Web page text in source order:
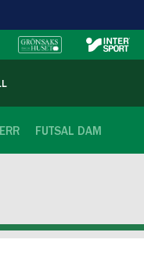
FUTSAL DAM